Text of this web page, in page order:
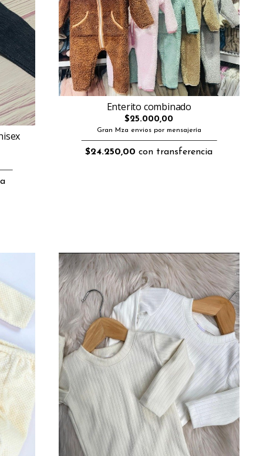
Enterito combinado
$25.000,00
Gran Mza envios por mensajería
$24.250,00 con transferencia